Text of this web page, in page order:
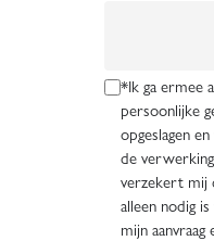
*Ik ga ermee
persoonlijke
opgeslagen
de
verzekert mij
alleen nodig
mijn aanvraag